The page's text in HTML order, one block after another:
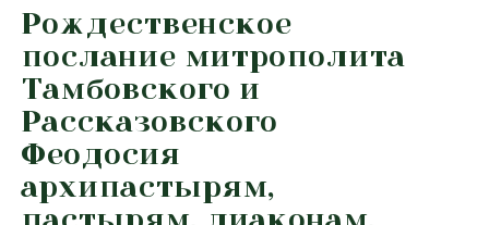
Рождественское
послание митрополита
Тамбовского и
Рассказовского
Феодосия
архипастырям,